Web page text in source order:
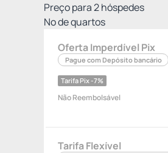
Preço para2hóspedes
Nº de quartos
Oferta Imperdível Pix
Pague com Depósito bancário
Tarifa Pix -7%
Não Reembolsável
Tarifa Flexível